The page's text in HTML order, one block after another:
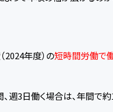
2024年度）の短時間労働で
週3日働く場合は、年間で